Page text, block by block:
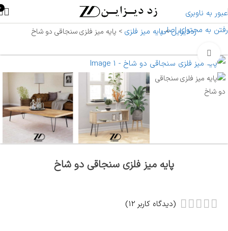
عبور به ناوبری
رفتن به محتوای اصلی
0
زددیزاین>پایه میز فلزی > پایه میز فلزی سنجاقی دو شاخ
بزرگنمایی تصویر
پایه میز فلزی سنجاقی دو شاخ
(دیدگاه کاربر 12
)